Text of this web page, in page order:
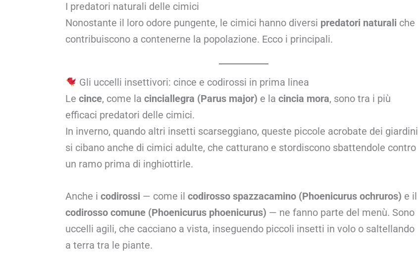
I predatori naturali delle cimici
Nonostante il loro odore pungente, le cimici hanno diversi predatori naturali che
contribuiscono a contenerne la popolazione. Ecco i principali.
Gli uccelli insettivori: cince e codirossi in prima linea
Le cince, come la cinciallegra (Parus major) e la cincia mora, sono tra i più
efficaci predatori delle cimici.
In inverno, quando altri insetti scarseggiano, queste piccole acrobate dei giardini
si cibano anche di cimici adulte, che catturano e stordiscono sbattendole contro
un ramo prima di inghiottirle.
Anche i codirossi — come il codirosso spazzacamino (Phoenicurus ochruros) e il
codirosso comune (Phoenicurus phoenicurus) — ne fanno parte del menù. Sono
uccelli agili, che cacciano a vista, inseguendo piccoli insetti in volo o saltellando
a terra tra le piante.